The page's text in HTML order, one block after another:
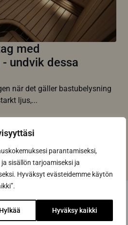
parantamiseksi,
sisällön tarjoamiseksi ja
Hyväksyt evästeidemme käytön
Hylkää Hyväksy kaikki
med
undvik dessa
när det gäller bastubelysning
ljus,...
All articles